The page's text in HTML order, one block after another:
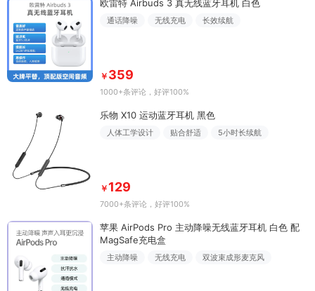
欧雷特 Airbuds 3 真无线蓝牙耳机 白色
通话降噪 无线充电 长效续航
￥ 359
1000+条评论 ，好评100%
乐物 X10 运动蓝牙耳机 黑色
人体工学设计 贴合舒适 5小时长续航
￥ 129
7000+条评论 ，好评100%
苹果 AirPods Pro 主动降噪无线蓝牙耳机 白色 配
MagSafe充电盒
主动降噪 无线充电 双波束成形麦克风